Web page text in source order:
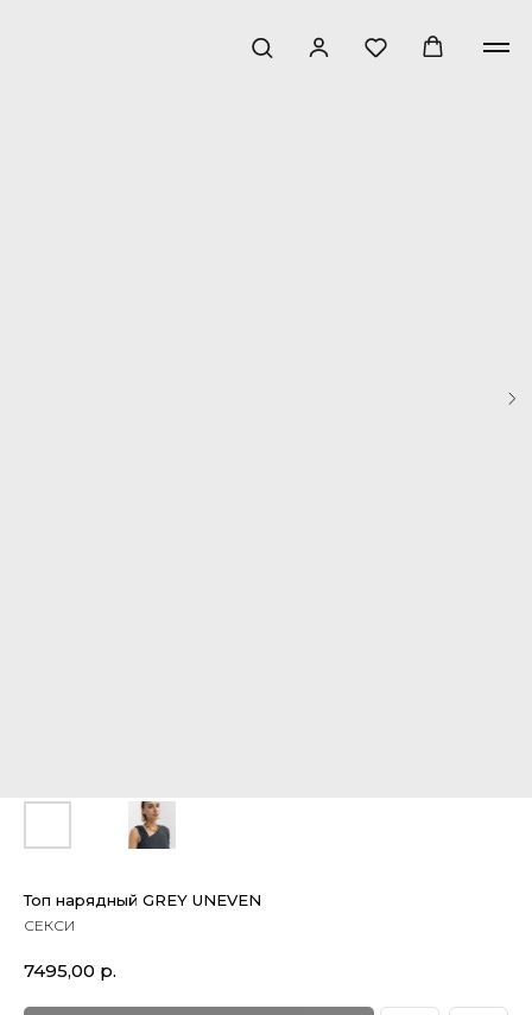
Топ нарядный GREY UNEVEN
СЕКСИ
7495,00 р.